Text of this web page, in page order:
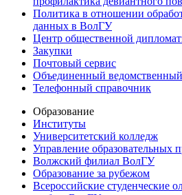
Политика в отношении
данных в ВолГУ
Центр общественной
Закупки
Почтовый сервис
Объединенный
Телефонный справочник
Образование
Институты
Университетский колледж
Управление образовательных
Волжский филиал ВолГУ
Образование за рубежом
Всероссийские студенческие